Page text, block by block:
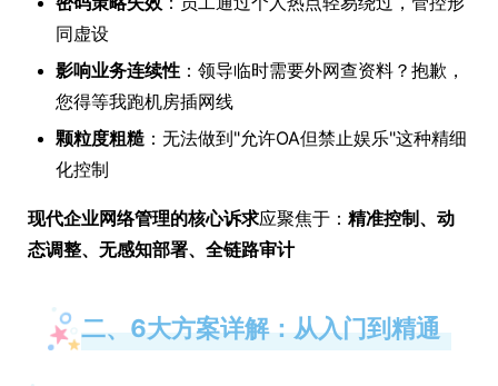
同虚设
影响业务连续性 ：领导临时需要外网查资料？抱歉，
您得等我跑机房插网线
颗粒度粗糙 ：无法做到"允许OA但禁止娱乐"这种精细
化控制
现代企业网络管理的核心诉求应聚焦于： 精准控制、动
态调整、无感知部署、全链路审计
二、6大方案详解：从入门到精通